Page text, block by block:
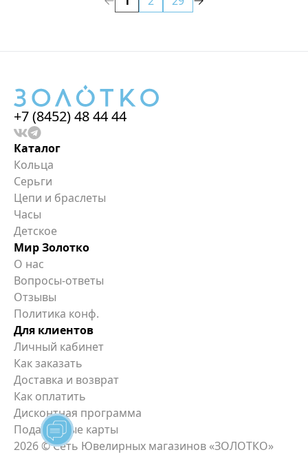
+7 (8452) 48 44 44
Каталог
Кольца
Серьги
Цепи и браслеты
Часы
Детское
Мир Золотко
О нас
Вопросы-ответы
Отзывы
Политика конф.
Для клиентов
Личный кабинет
Как заказать
Доставка и возврат
Как оплатить
Дисконтная программа
Подарочные карты
2026 © Сеть Ювелирных магазинов «ЗОЛОТКО»